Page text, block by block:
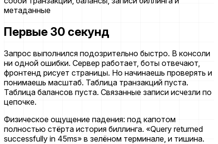
Первые 30 секунд
Запрос выполнился подозрительно быстро. В консоли
ни одной ошибки. Сервер работает, боты отвечают,
фронтенд рисует страницы. Но начинаешь проверять и
понимаешь масштаб. Таблица транзакций пуста.
Таблица балансов пуста. Связанные записи исчезли по
цепочке.
Физическое ощущение падения: под капотом
полностью стёрта история биллинга. «Query returned
successfully in 45ms» в зелёном терминале, и тишина.